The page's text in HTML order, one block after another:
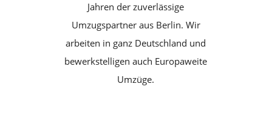
Jahren der zuverlässige
Umzugspartner aus Berlin. Wir
arbeiten in ganz Deutschland und
bewerkstelligen auch Europaweite
Umzüge.